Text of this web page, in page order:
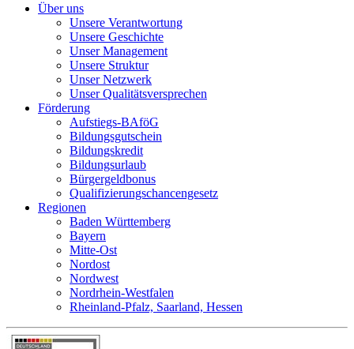
Über uns
Unsere Verantwortung
Unsere Geschichte
Unser Management
Unsere Struktur
Unser Netzwerk
Unser Qualitätsversprechen
Förderung
Aufstiegs-BAföG
Bildungsgutschein
Bildungskredit
Bildungsurlaub
Bürgergeldbonus
Qualifizierungschancengesetz
Regionen
Baden Württemberg
Bayern
Mitte-Ost
Nordost
Nordwest
Nordrhein-Westfalen
Rheinland-Pfalz, Saarland, Hessen